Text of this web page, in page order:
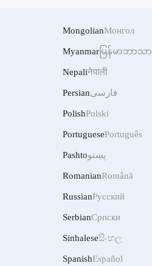
MongolianМонгол
Myanmar မြန်မာဘာသာ
Nepaliनेपाली
Persianفارسی
PolishPolski
PortuguesePortuguês
Pashtoپښتو
RomanianRomână
RussianРусский
SerbianСрпски
Sinhaleseසිංහල
SpanishEspañol